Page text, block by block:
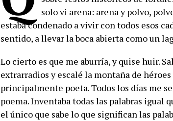
solo vi arena: arena y polvo,
estaba condenado a vivir con todos esos
sentido, a llevar la boca abierta como un
Lo cierto es que me aburría, y quise huir.
extrarradios y escalé la montaña de
principalmente poeta. Todos los días me
poema. Inventaba todas las palabras igual
el único que sabe lo que significan las